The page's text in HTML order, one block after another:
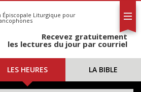
Épiscopale Liturgique pour
Recevez gratuitement
les lectures du jour par courriel
LES HEURES LA BIBLE